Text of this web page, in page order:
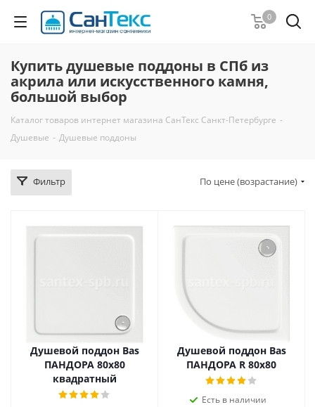
0
Купить душевые поддоны в СПб из
акрила или искусственного камня,
большой выбор
Каталог товаров интернет магазина СанТекс Санкт-Петербурге -
Душевые - Душевые поддоны
Фильтр По цене (возрастание)
Душевой поддон Bas
ПАНДОРА 80х80
квадратный
Душевой поддон Bas
ПАНДОРА R 80х80
Есть в наличии